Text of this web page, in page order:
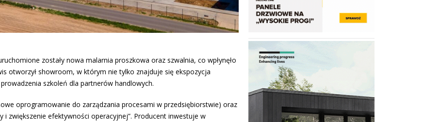
zostały nowa malarnia proszkowa oraz szwalnia, co wpłynęło
otworzył showroom, w którym nie tylko znajduje się ekspozycja
szkoleń dla partnerów handlowych.
oprogramowanie do zarządzania procesami w przedsiębiorstwie) oraz
i zwiększenie efektywności operacyjnej”. Producent inwestuje w